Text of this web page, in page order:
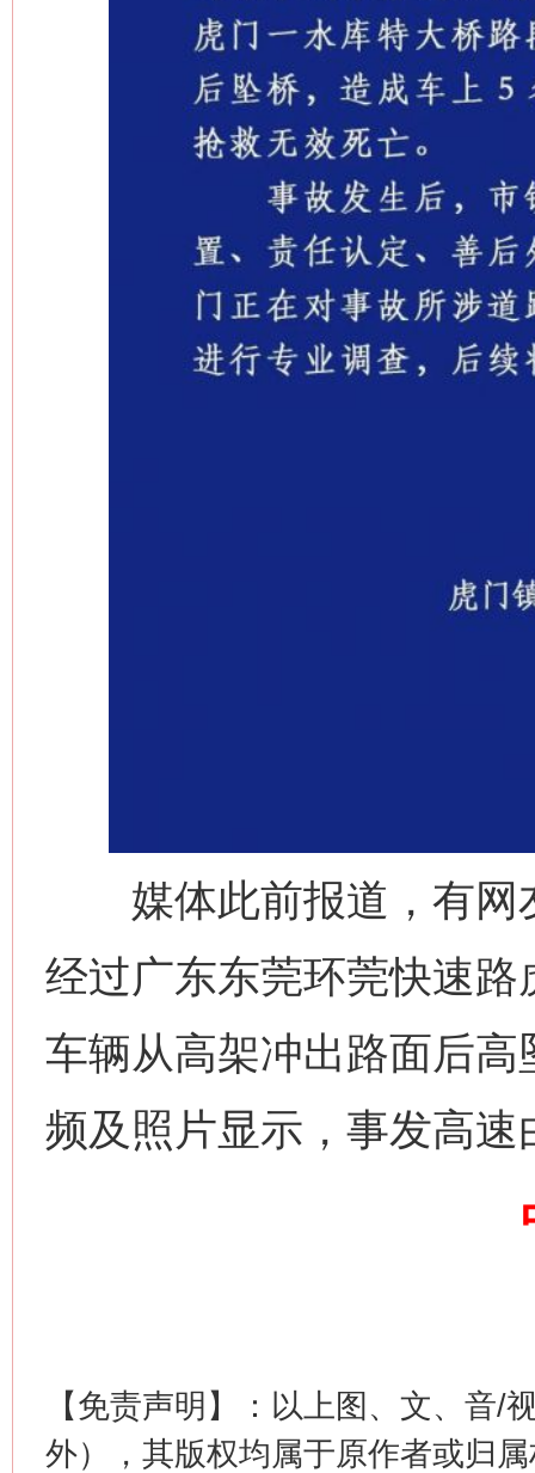
媒体此前报道，有网
经过广东东莞环莞快速
车辆从高架冲出路面后
频及照片显示，事发高
【免责声明】：以上图、文、音/
外），其版权均属于原作者或归